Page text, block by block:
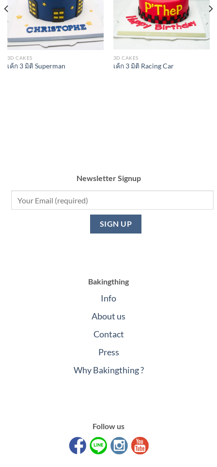
3D CAKES
เค้ก 3 มิติ Superman
3D CAKES
เค้ก 3 มิติ Racing Car
Newsletter Signup
Bakingthing
Info
About us
Contact
Press
Why Bakingthing ?
Follow us